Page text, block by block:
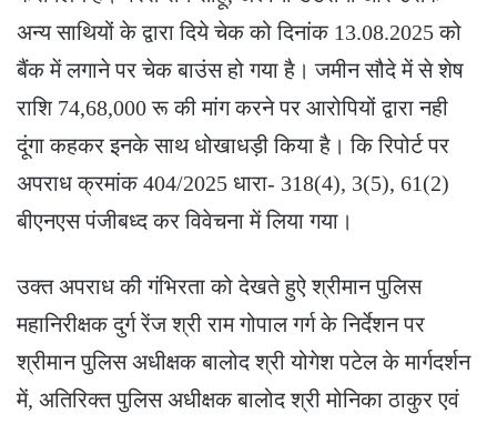
अन्य साथियों के द्वारा दिये चेक को दिनांक 13.08.2025 को
बैंक में लगाने पर चेक बाउंस हो गया है। जमीन सौदे में से शेष
राशि 74,68,000 रू की मांग करने पर आरोपियों द्वारा नही
दूंगा कहकर इनके साथ धोखाधड़ी किया है। कि रिपोर्ट पर
अपराध क्रमांक 404/2025 धारा- 318(4), 3(5), 61(2)
बीएनएस पंजीबध्द कर विवेचना में लिया गया।
उक्त अपराध की गंभिरता को देखते हुऐ श्रीमान पुलिस
महानिरीक्षक दुर्ग रेंज श्री राम गोपाल गर्ग के निर्देशन पर
श्रीमान पुलिस अधीक्षक बालोद श्री योगेश पटेल के मार्गदर्शन
में, अतिरिक्त पुलिस अधीक्षक बालोद श्री मोनिका ठाकुर एवं